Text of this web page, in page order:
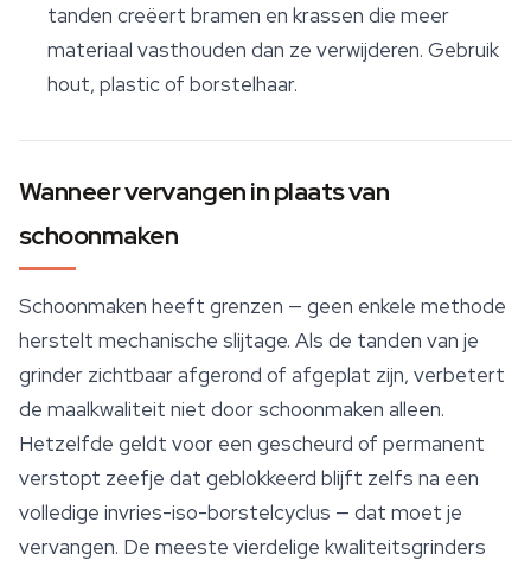
tanden creëert bramen en krassen die meer
materiaal vasthouden dan ze verwijderen. Gebruik
hout, plastic of borstelhaar.
Wanneer vervangen in plaats van
schoonmaken
Schoonmaken heeft grenzen — geen enkele methode
herstelt mechanische slijtage. Als de tanden van je
grinder zichtbaar afgerond of afgeplat zijn, verbetert
de maalkwaliteit niet door schoonmaken alleen.
Hetzelfde geldt voor een gescheurd of permanent
verstopt zeefje dat geblokkeerd blijft zelfs na een
volledige invries-iso-borstelcyclus — dat moet je
vervangen. De meeste vierdelige kwaliteitsgrinders